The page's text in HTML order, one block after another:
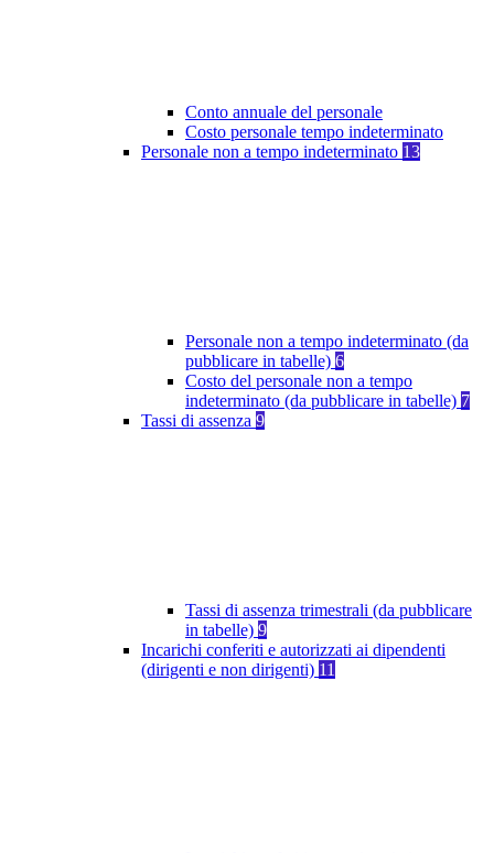
Conto annuale del personale
Costo personale tempo indeterminato
Personale non a tempo indeterminato 13
Personale non a tempo indeterminato (da
pubblicare in tabelle) 6
Costo del personale non a tempo
indeterminato (da pubblicare in tabelle) 7
Tassi di assenza 9
Tassi di assenza trimestrali (da pubblicare
in tabelle) 9
Incarichi conferiti e autorizzati ai dipendenti
(dirigenti e non dirigenti) 11